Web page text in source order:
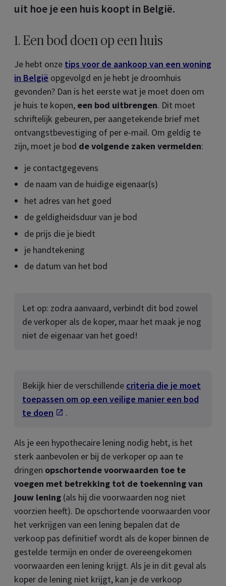
uit hoe je een huis koopt in België.
1. Een bod doen op een huis
Je hebt onze tips voor de aankoop van een woning
in België opgevolgd en je hebt je droomhuis
gevonden? Dan is het eerste wat je moet doen om
je huis te kopen, een bod uitbrengen. Dit moet
schriftelijk gebeuren, per aangetekende brief met
ontvangstbevestiging of per e-mail. Om geldig te
zijn, moet je bod de volgende zaken vermelden:
je contactgegevens
de naam van de huidige eigenaar(s)
het adres van het goed
de geldigheidsduur van je bod
de prijs die je biedt
je handtekening
de datum van het bod
Let op: zodra aanvaard, verbindt dit bod zowel
de verkoper als de koper, maar het maak je nog
niet de eigenaar van het goed!
Bekijk hier de verschillende criteria die je moet
toepassen om op een veilige manier een bod
te doen
Opent in een nieuw tab
.
Als je een hypothecaire lening nodig hebt, is het
sterk aanbevolen er bij de verkoper op aan te
dringen opschortende voorwaarden toe te
voegen met betrekking tot de toekenning van
jouw lening (als hij die voorwaarden nog niet
voorzien heeft). De opschortende voorwaarden voor
het verkrijgen van een lening bepalen dat de
verkoop pas definitief wordt als de koper binnen de
gestelde termijn en onder de overeengekomen
voorwaarden een lening krijgt. Als je in dit geval als
koper de lening niet krijgt, kan je de verkoop